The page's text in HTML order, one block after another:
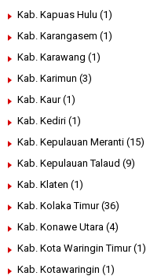
Kab. Kapuas Hulu (1)
Kab. Karangasem (1)
Kab. Karawang (1)
Kab. Karimun (3)
Kab. Kaur (1)
Kab. Kediri (1)
Kab. Kepulauan Meranti (15)
Kab. Kepulauan Talaud (9)
Kab. Klaten (1)
Kab. Kolaka Timur (36)
Kab. Konawe Utara (4)
Kab. Kota Waringin Timur (1)
Kab. Kotawaringin (1)